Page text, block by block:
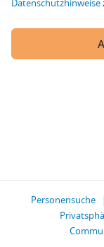
Datenschutzhinweise
Personensuche